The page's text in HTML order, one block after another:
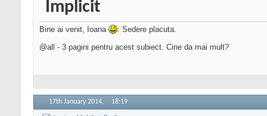
Bine ai venit, Ioana
. Sedere placuta.
@all - 3 pagini pentru acest subiect. Cine da mai mult?
17th January 2014, 18:19